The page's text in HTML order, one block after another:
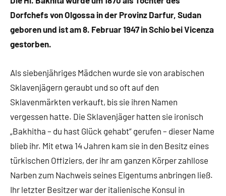
Dorfchefs von Olgossa in der Provinz Darfur, Sudan
geboren und ist am 8. Februar 1947 in Schio bei Vicenza
gestorben.
Als siebenjähriges Mädchen wurde sie von arabischen
Sklavenjägern geraubt und so oft auf den
Sklavenmärkten verkauft, bis sie ihren Namen
vergessen hatte. Die Sklavenjäger hatten sie ironisch
„Bakhitha – du hast Glück gehabt“ gerufen – dieser Name
blieb ihr. Mit etwa 14 Jahren kam sie in den Besitz eines
türkischen Offiziers, der ihr am ganzen Körper zahllose
Narben zum Nachweis seines Eigentums anbringen ließ.
Ihr letzter Besitzer war der italienische Konsul in